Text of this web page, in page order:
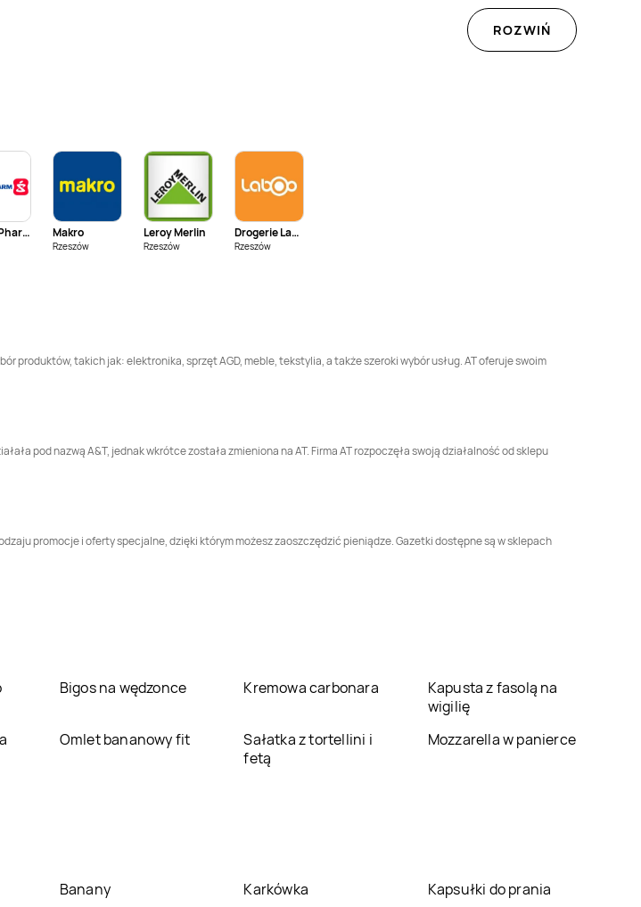
Oleśnica
Kamienna
A-TTomaszów
A-TTurek
A-T Wrocław A-TWronki
ROZWIŃ
Super-Pharm Makro
Rzeszów
Leroy Merlin
Rzeszów
Drogerie Laboo
Rzeszów
produktów, takich jak: elektronika, sprzęt AGD, meble, tekstylia, a także szeroki wybór usług. AT oferuje swoim
pod nazwą A&T, jednak wkrótce została zmieniona na AT. Firma AT rozpoczęła swoją działalność od sklepu
promocje i oferty specjalne, dzięki którym możesz zaoszczędzić pieniądze. Gazetki dostępne są w sklepach
Bigos na wędzonce Kremowa carbonara
Kapusta z fasolą na
wigilię
Omlet bananowy fit
Sałatka z tortellini i
fetą
Mozzarella w panierce
Banany Karkówka Kapsułki do prania